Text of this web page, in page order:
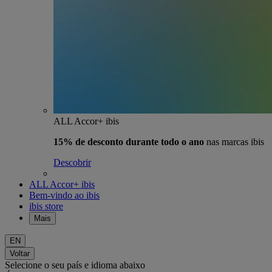
ALL Accor+ ibis
15% de desconto durante todo o ano nas marcas ibis
Descobrir
ALL Accor+ ibis
Bem-vindo ao ibis
ibis store
Mais
EN
Voltar
Selecione o seu país e idioma abaixo